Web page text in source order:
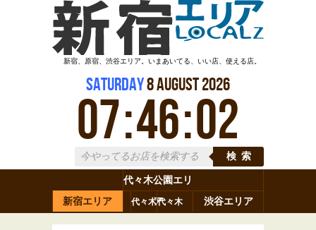
新宿、原宿、渋谷エリア。いまあいてる、いい店、使える店。
Saturday8August2026
07:46:03
検索
新宿エリア
代々木公園エリ
ア
渋谷エリア
原宿 代々木参宮橋
代々木
八幡
代々木
上原 神山町 渋谷 新宿